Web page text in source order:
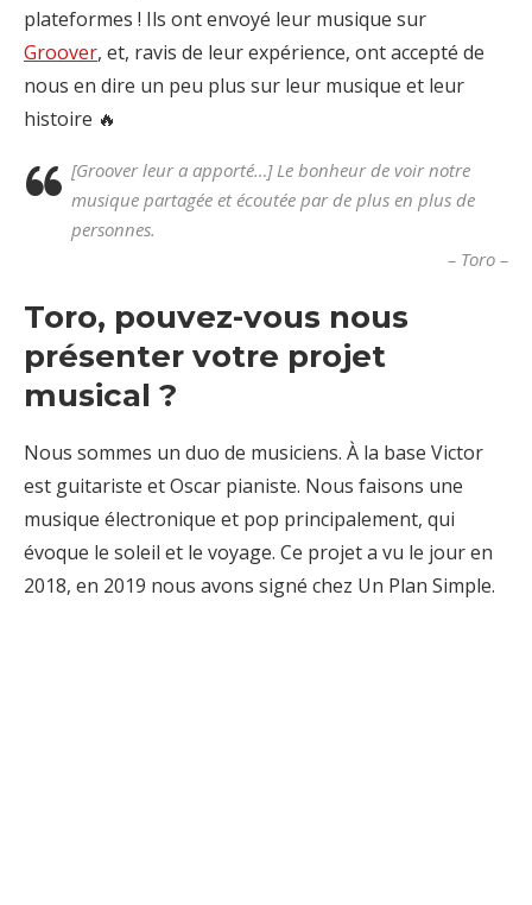
plateformes ! Ils ont envoyé leur musique sur
Groover, et, ravis de leur expérience, ont accepté de
nous en dire un peu plus sur leur musique et leur
histoire 🔥
[Groover leur a apporté…] Le bonheur de voir notre
musique partagée et écoutée par de plus en plus de
personnes.
– Toro –
Toro, pouvez-vous nous
présenter votre projet
musical ?
Nous sommes un duo de musiciens. À la base Victor
est guitariste et Oscar pianiste. Nous faisons une
musique électronique et pop principalement, qui
évoque le soleil et le voyage. Ce projet a vu le jour en
2018, en 2019 nous avons signé chez Un Plan Simple.